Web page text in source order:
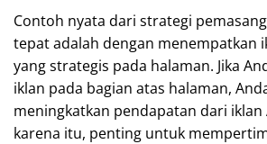
Contoh nyata dari strategi
tepat adalah dengan menempatkan
yang strategis pada halaman. Jika
iklan pada bagian atas halaman,
meningkatkan pendapatan dari iklan
karena itu, penting untuk